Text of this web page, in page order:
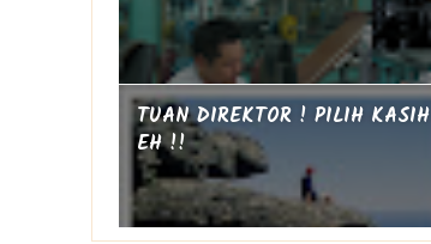
TUAN DIREKTOR ! PILIH KASIH
EH !!